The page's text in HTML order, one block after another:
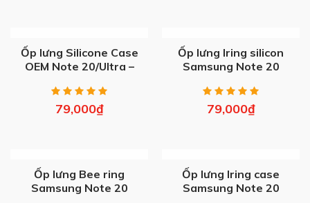
OUT OF STOCK
Ốp lưng Silicone Case
OEM Note 20/Ultra –
79,000₫
OUT OF STOCK
Ốp lưng Iring silicon
Samsung Note 20
79,000₫
OUT OF STOCK
Ốp lưng Bee ring
Samsung Note 20
OUT OF STOCK
Ốp lưng Iring case
Samsung Note 20